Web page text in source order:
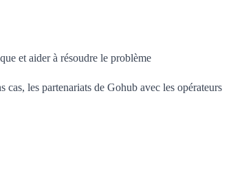
et aider à résoudre le problème
les partenariats de Gohub avec les opérateurs